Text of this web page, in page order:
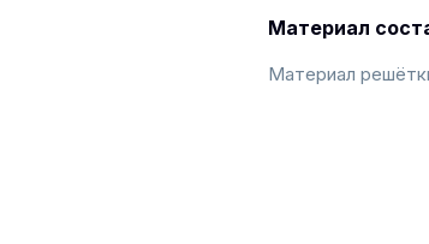
Материал
Материал